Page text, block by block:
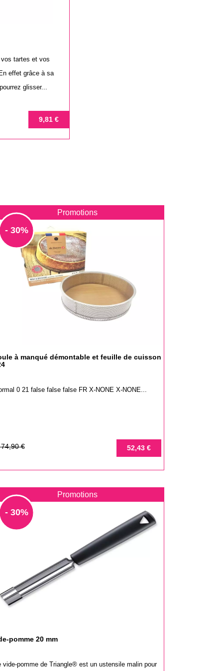
tartes et vos
effet grâce à sa
glisser...
9,81 €
Promotions
- 30%
à manqué démontable et feuille de cuisson
0 21 false false false FR X-NONE X-NONE...
€ 52,43 €
Promotions
- 30%
pomme 20 mm
vide-pomme de Triangle® est un ustensile malin pour